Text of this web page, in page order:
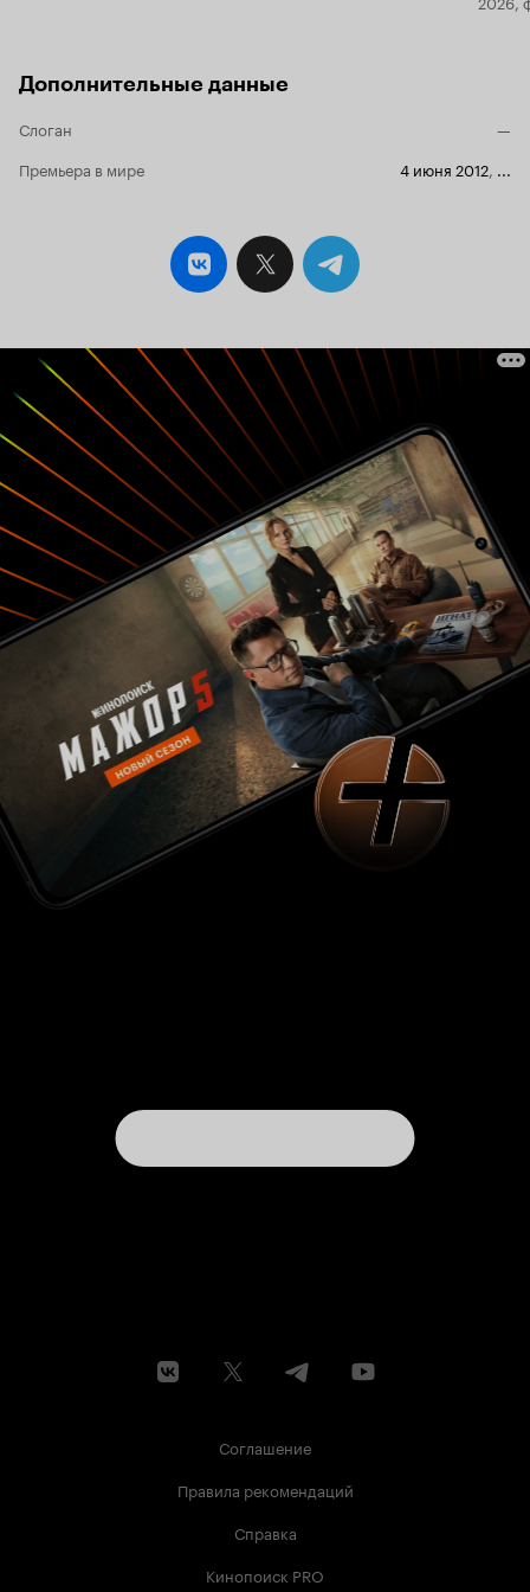
Дополнительные данные
Слоган
—
Премьера в мире
4 июня 2012
Соглашение
Правила рекомендаций
Справка
Кинопоиск PRO